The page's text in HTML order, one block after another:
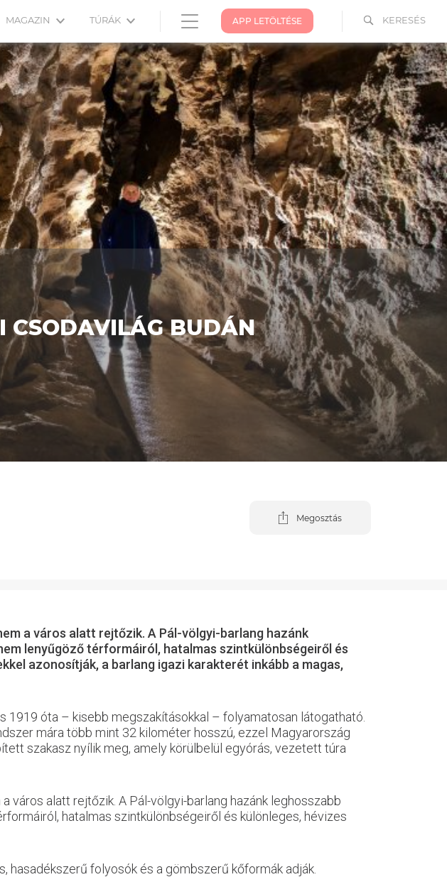
KERESÉS
APP LETÖLTÉSE
MAGAZIN TÚRÁK
CSODAVILÁG BUDÁN
Megosztás
a város alatt rejtőzik. A Pál-völgyi-barlang hazánk
lenyűgöző térformáiról, hatalmas szintkülönbségeiről és
azonosítják, a barlang igazi karakterét inkább a magas,
óta – kisebb megszakításokkal – folyamatosan látogatható.
mára több mint 32 kilométer hosszú, ezzel Magyarország
szakasz nyílik meg, amely körülbelül egyórás, vezetett túra
város alatt rejtőzik. A Pál-völgyi-barlang hazánk leghosszabb
hatalmas szintkülönbségeiről és különleges, hévizes
hasadékszerű folyosók és a gömbszerű kőformák adják.